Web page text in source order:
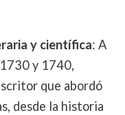
y científica: A
y 1740,
que abordó
desde la historia